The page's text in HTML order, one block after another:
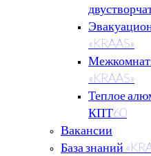
«KRAAS»
«KRAAS»
Теплое
КПТ60
Вакансии
База знаний